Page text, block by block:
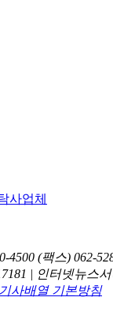
(팩스) 062-
| 인터넷뉴스
기사배열 기본방침